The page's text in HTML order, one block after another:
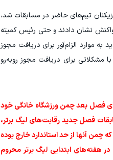
تیم‌های حاضر در مسابقات شد،
نشان دادند و حتی رئیس کمیته
موارد الزام‌آور برای دریافت مجوز
مشکلاتی برای دریافت مجوز روبه‌رو
برای فصل بعد چمن ورزشگاه خانگی خود
فصل جدید رقابت‌های لیگ برتر،
چمن آنها از حد استاندارد خارج بوده
در هفته‌های ابتدایی لیگ برتر محروم
ثبت نام کنید